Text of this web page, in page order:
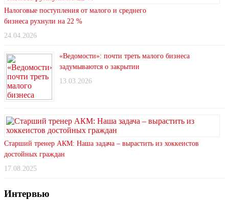
Налоговые поступления от малого и среднего
бизнеса рухнули на 22 %
24.04.2026
«Ведомости»: почти треть малого бизнеса
задумываются о закрытии
13.03.2026
Старший тренер АКМ: Наша задача – вырастить из хоккеистов
достойных граждан
17.08.2025
Интервью